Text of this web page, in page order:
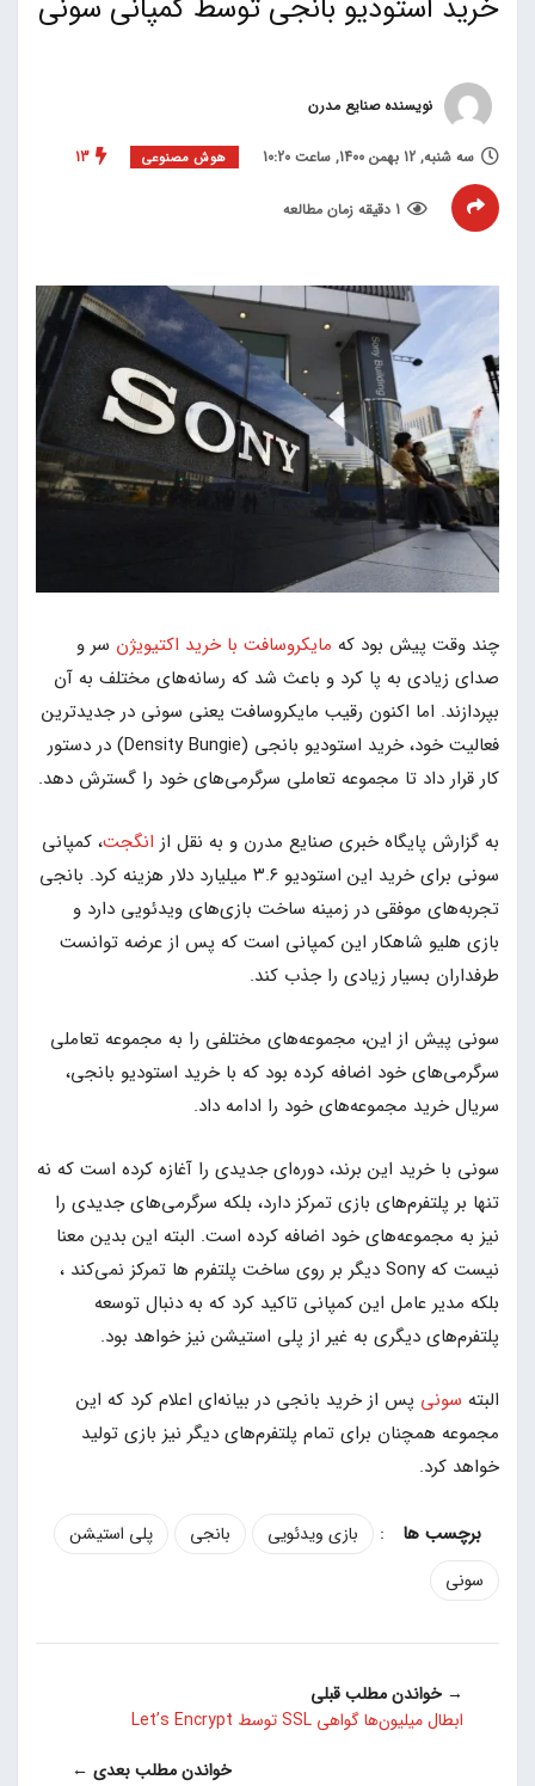
خرید استودیو بانجی توسط کمپانی سونی
نویسنده صنایع مدرن
سه شنبه, 12 بهمن 1400, ساعت 10:20 هوش مصنوعی 13
1 دقیقه زمان مطالعه
چند وقت پیش بود که مایکروسافت با خرید اکتیویژن سر و
صدای زیادی به پا کرد و باعث شد که رسانه‌های مختلف به آن
بپردازند. اما اکنون رقیب مایکروسافت یعنی سونی در جدیدترین
فعالیت خود، خرید استودیو بانجی (Density Bungie) در دستور
کار قرار داد تا مجموعه‌ تعاملی سرگرمی‌های خود را گسترش دهد.
به گزارش پایگاه خبری صنایع مدرن و به نقل از انگجت، کمپانی
سونی برای خرید این استودیو ۳.۶ میلیارد دلار هزینه کرد. بانجی
تجربه‌های موفقی در زمینه ساخت بازی‌های ویدئویی دارد و
بازی هلیو شاهکار این کمپانی است که پس از عرضه توانست
طرفداران بسیار زیادی را جذب کند.
سونی پیش از این، مجموعه‌های مختلفی را به مجموعه تعاملی
سرگرمی‌های خود اضافه کرده بود که با خرید استودیو بانجی،
سریال خرید‌ مجموعه‌های خود را ادامه داد.
سونی با خرید این برند، دوره‌ای جدیدی را آغازه کرده است که نه
تنها بر پلتفرم‌های بازی تمرکز دارد، بلکه سرگرمی‌های جدیدی را
نیز به مجموعه‌های خود اضافه کرده است. البته این بدین معنا
نیست که Sony دیگر بر روی ساخت پلتفرم ها تمرکز نمی‌کند ،
بلکه مدیر عامل این کمپانی تاکید کرد که به دنبال توسعه
پلتفرم‌های دیگری به غیر از پلی استیشن نیز خواهد بود.
البته سونی پس از خرید بانجی در بیانه‌ای اعلام کرد که این
مجموعه همچنان برای تمام پلتفرم‌های‌ دیگر نیز بازی تولید
خواهد کرد.
: بازی ویدئویی بانجی
پلی استیشن
سونی
→ خواندن مطلب قبلی
ابطال میلیون‌ها گواهی SSL توسط Let’s Encrypt
خواندن مطلب بعدی ←